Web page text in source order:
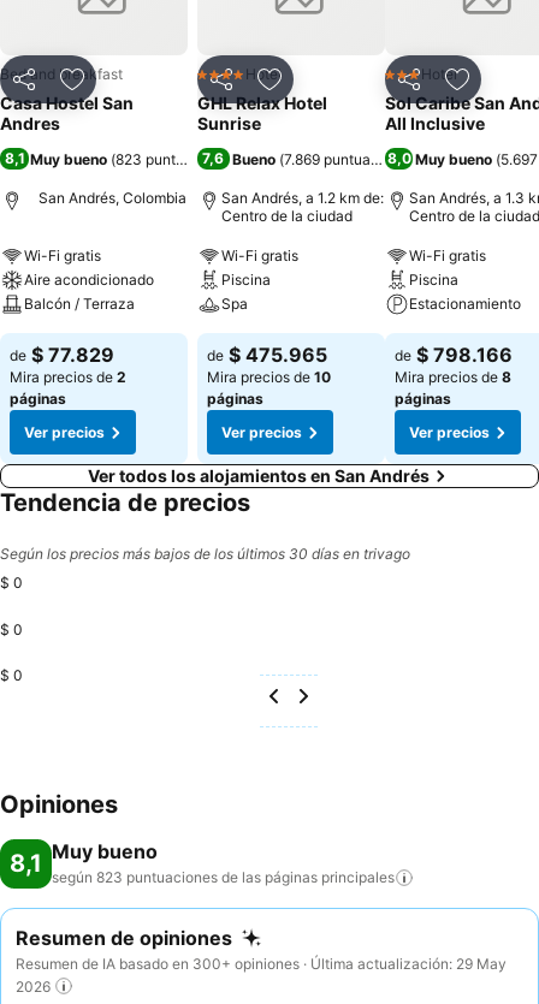
CompartirAgregar a favoritos
Bed and breakfast
Casa Hostel San
Andres
8,1 Muy bueno (823 puntuaciones)
San Andrés, Colombia
Wi-Fi gratis
Aire acondicionado
Balcón / Terraza
de $ 77.829
Mira precios de 2
páginas
Ver precios
CompartirAgregar a favoritos
4 EstrellasHotel
GHL Relax Hotel
Sunrise
7,6 Bueno (7.869 puntuaciones)
San Andrés, a 1.2 km de:
Centro de la ciudad
Wi-Fi gratis
Piscina
Spa
de $ 475.965
Mira precios de 10
páginas
Ver precios
CompartirAgregar
3 Estrellas
Hotel
Sol Caribe San
All Inclusive
8,0 Muy bueno (
San Andrés, a 1.3
Centro de la ciudad
Wi-Fi gratis
Piscina
Estacionamiento
de $ 798.166
Mira precios de 8
páginas
Ver precios
Ver todos los alojamientos en San Andrés
Tendencia de precios
Según los precios más bajos de los últimos 30 días en trivago
$ 0
$ 0
$ 0
Opiniones
8,1 Muy bueno
según 823 puntuaciones de las páginas principales
Resumen de opiniones
Resumen de IA basado en 300+ opiniones · Última actualización: 29 May
2026